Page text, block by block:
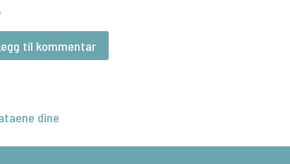
dine